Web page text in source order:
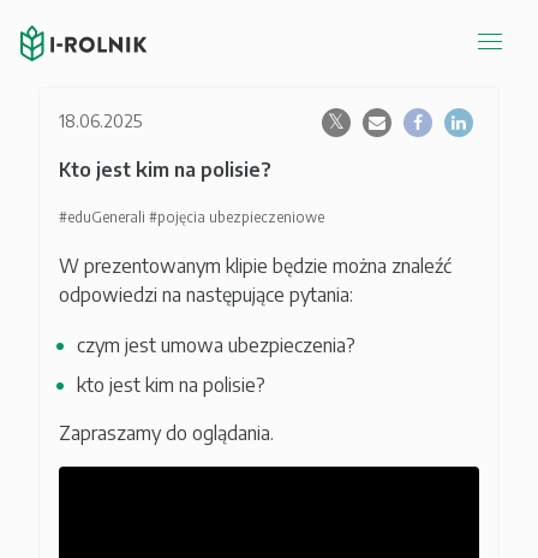
18.06.2025
Kto jest kim na polisie?
#eduGenerali #pojęcia ubezpieczeniowe
W prezentowanym klipie będzie można znaleźć
odpowiedzi na następujące pytania:
czym jest umowa ubezpieczenia?
kto jest kim na polisie?
Zapraszamy do oglądania.